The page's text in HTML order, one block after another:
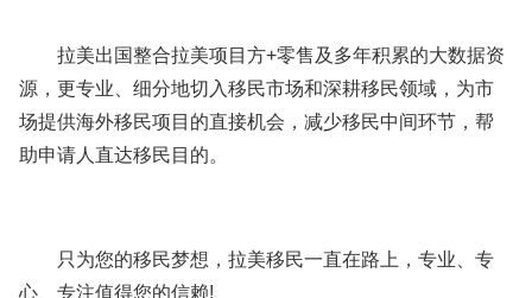
拉美出国整合拉美项目方+零售及多年积累的大数据资
源，更专业、细分地切入移民市场和深耕移民领域，为市
场提供海外移民项目的直接机会，减少移民中间环节，帮
助申请人直达移民目的。
只为您的移民梦想，拉美移民一直在路上，专业、专
心、专注值得您的信赖!